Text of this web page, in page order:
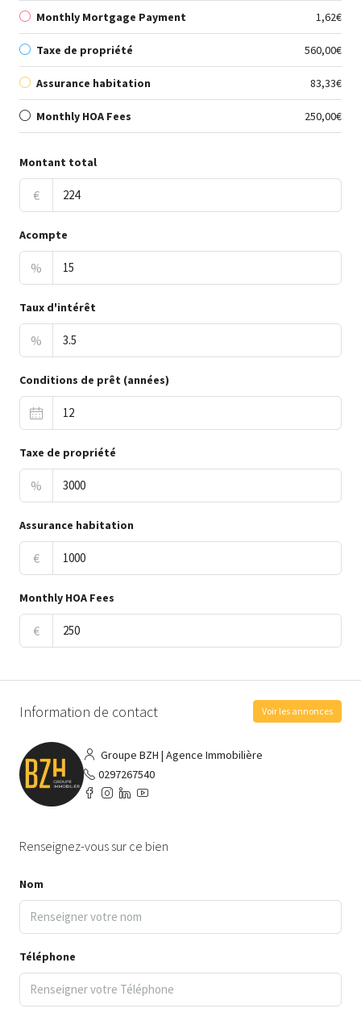
Monthly Mortgage Payment 1,62€
Taxe de propriété 560,00€
Assurance habitation 83,33€
Monthly HOA Fees 250,00€
Montant total
€
Acompte
%
Taux d'intérêt
%
Conditions de prêt (années)
Taxe de propriété
%
Assurance habitation
€
Monthly HOA Fees
€
Information de contact Voir les annonces
Groupe BZH | Agence Immobilière
0297267540
Renseignez-vous sur ce bien
Nom
Téléphone